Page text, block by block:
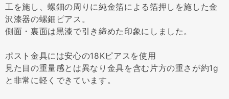
工を施し、螺鈿の周りに純金箔による箔押しを施した金
沢漆器の螺鈿ピアス。
側面・裏面は黒漆で引き締めた印象にしました。
ポスト金具には安心の18Kピアスを使用
見た目の重量感とは異なり金具を含む片方の重さが約1g
と非常に軽くできています。